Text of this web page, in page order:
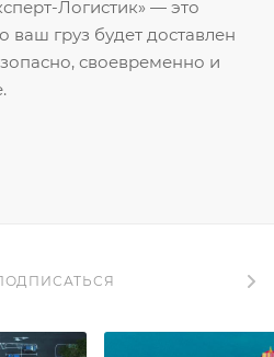
Логистик» — это
ваш груз будет доставлен
своевременно и